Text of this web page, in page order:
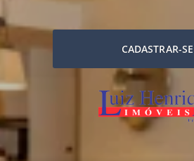
CADASTRAR-SE